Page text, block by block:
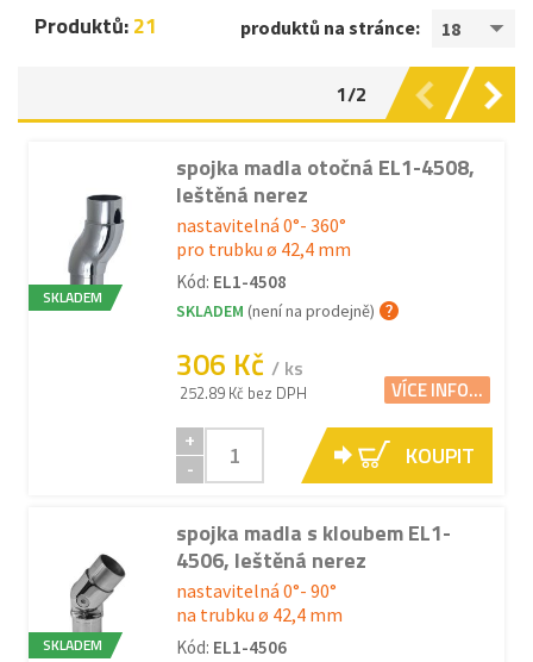
produktů na stránce: 18
Produktů:21
1/2
SKLADEM
spojka madla otočná EL1-4508,
leštěná nerez
nastavitelná 0°- 360°
pro trubku ø 42,4 mm
Kód: EL1-4508
SKLADEM (není na prodejně)
306 Kč / ks
252.89 Kč bez DPH VÍCE INFO...
+
-
KOUPIT
SKLADEM
spojka madla s kloubem EL1-
4506, leštěná nerez
nastavitelná 0°- 90°
na trubku ø 42,4 mm
Kód: EL1-4506